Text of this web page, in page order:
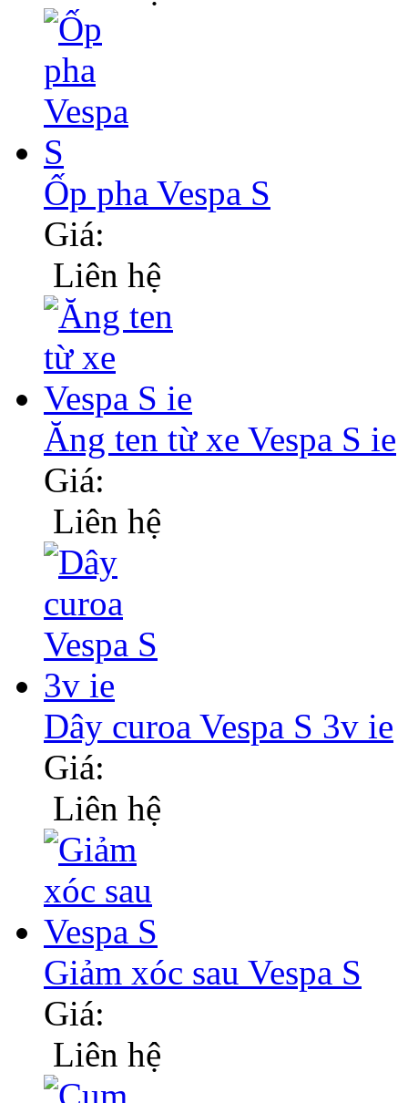
Ốp pha Vespa S
Giá:
Liên hệ
Ăng ten từ xe Vespa S ie
Giá:
Liên hệ
Dây curoa Vespa S 3v ie
Giá:
Liên hệ
Giảm xóc sau Vespa S
Giá:
Liên hệ